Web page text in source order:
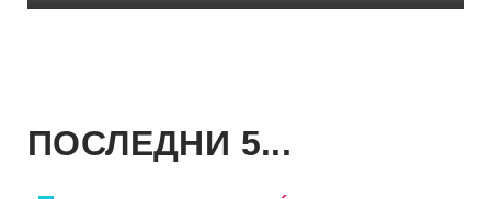
ПОСЛЕДНИ 5...